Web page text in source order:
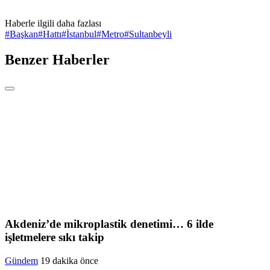
Haberle ilgili daha fazlası
#Başkan#Hattı#İstanbul#Metro#Sultanbeyli
Benzer Haberler
Akdeniz’de mikroplastik denetimi… 6 ilde
işletmelere sıkı takip
Gündem 19 dakika önce